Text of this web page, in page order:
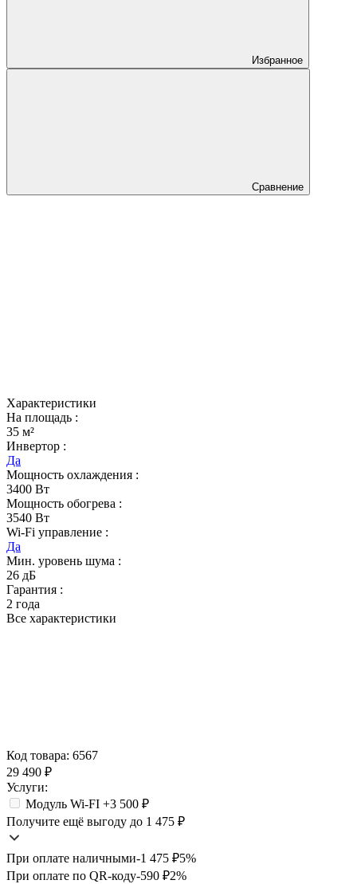
Избранное
Сравнение
Характеристики
На площадь :
35 м²
Инвертор :
Да
Мощность охлаждения :
3400 Вт
Мощность обогрева :
3540 Вт
Wi-Fi управление :
Да
Мин. уровень шума :
26 дБ
Гарантия :
2 года
Все характеристики
Код товара: 6567
29 490 ₽
Услуги:
Модуль Wi-FI +3 500 ₽
Получите ещё выгоду до 1 475 ₽
При оплате наличными-1 475 ₽5%
При оплате по QR-коду-590 ₽2%